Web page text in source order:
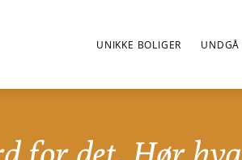
UNIKKE BOLIGER UNDGÅ